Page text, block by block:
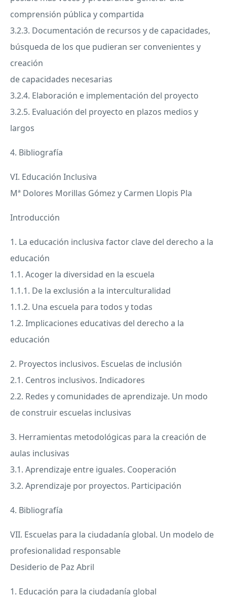
comprensión pública y compartida
3.2.3. Documentación de recursos y de capacidades,
búsqueda de los que pudieran ser convenientes y
creación
de capacidades necesarias
3.2.4. Elaboración e implementación del proyecto
3.2.5. Evaluación del proyecto en plazos medios y
largos
4. Bibliografía
VI. Educación Inclusiva
Mª Dolores Morillas Gómez y Carmen Llopis Pla
Introducción
1. La educación inclusiva factor clave del derecho a la
educación
1.1. Acoger la diversidad en la escuela
1.1.1. De la exclusión a la interculturalidad
1.1.2. Una escuela para todos y todas
1.2. Implicaciones educativas del derecho a la
educación
2. Proyectos inclusivos. Escuelas de inclusión
2.1. Centros inclusivos. Indicadores
2.2. Redes y comunidades de aprendizaje. Un modo
de construir escuelas inclusivas
3. Herramientas metodológicas para la creación de
aulas inclusivas
3.1. Aprendizaje entre iguales. Cooperación
3.2. Aprendizaje por proyectos. Participación
4. Bibliografía
VII. Escuelas para la ciudadanía global. Un modelo de
profesionalidad responsable
Desiderio de Paz Abril
1. Educación para la ciudadanía global